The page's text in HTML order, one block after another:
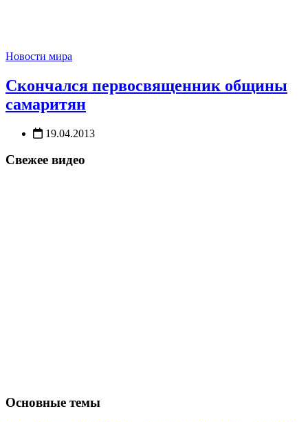
Новости мира
Скончался первосвященник общины
самаритян
19.04.2013
Свежее видео
Основные темы